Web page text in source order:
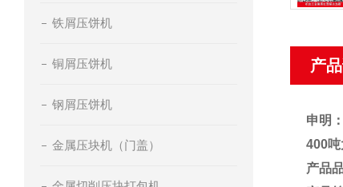
铁屑压饼机
铜屑压饼机
钢屑压饼机
金属压块机（门盖）
产
申明
400
产品